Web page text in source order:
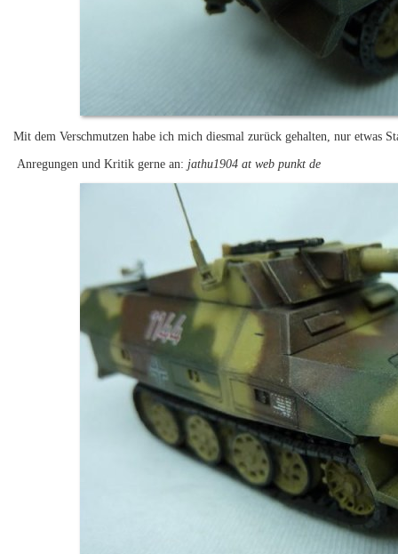
Mit dem Verschmutzen habe ich mich diesmal zurück gehalten, nur etwas
Anregungen und Kritik gerne an: jathu1904 at web punkt de